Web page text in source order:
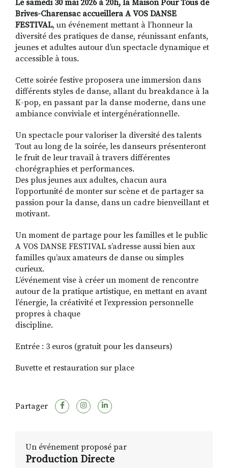
Le samedi 30 mai 2026 à 20h, la Maison Pour Tous de
Brives-Charensac accueillera A VOS DANSE
FESTIVAL, un événement mettant à l’honneur la
diversité des pratiques de danse, réunissant enfants,
jeunes et adultes autour d’un spectacle dynamique et
accessible à tous.
Cette soirée festive proposera une immersion dans
différents styles de danse, allant du breakdance à la
K-pop, en passant par la danse moderne, dans une
ambiance conviviale et intergénérationnelle.
Un spectacle pour valoriser la diversité des talents
Tout au long de la soirée, les danseurs présenteront
le fruit de leur travail à travers différentes
chorégraphies et performances.
Des plus jeunes aux adultes, chacun aura
l’opportunité de monter sur scène et de partager sa
passion pour la danse, dans un cadre bienveillant et
motivant.
Un moment de partage pour les familles et le public
A VOS DANSE FESTIVAL s’adresse aussi bien aux
familles qu’aux amateurs de danse ou simples
curieux.
L’événement vise à créer un moment de rencontre
autour de la pratique artistique, en mettant en avant
l’énergie, la créativité et l’expression personnelle
propres à chaque
discipline.
Entrée : 3 euros (gratuit pour les danseurs)
Buvette et restauration sur place
Partager
Un événement proposé par
Production Directe